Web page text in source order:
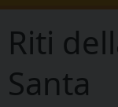
Riti
Santa